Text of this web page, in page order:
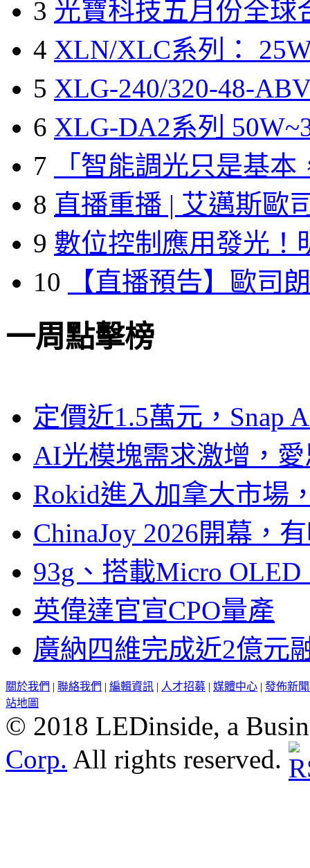
3 光寶科技五月份全球
4 XLN/XLC系列：
5 XLG-240/320-48-
6 XLG-DA2系列
7
「智能調光只是基本
8 直播重播 | 艾邁斯歐
9 數位控制應用發光！
10
【直播預告】歐司
一周點擊榜
定價近1.5萬元，Snap
AI光模塊需求激增，
Rokid進入加拿大市場
ChinaJoy 2026開幕，
93g、搭載Micro
英偉達官宣CPO量產
廣納四維完成近2億元
關於我們 | 聯絡我們 | 編輯資訊 | 人才招募 | 媒體中心 | 發佈新
站地圖
© 2018 LEDinside, a
Corp. All rights reserved.